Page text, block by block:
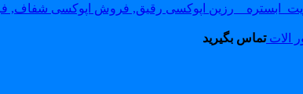
الات تماس بگیرید